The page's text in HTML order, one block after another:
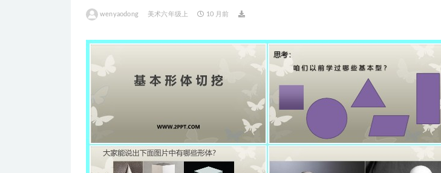
wenyaodong 美术六年级上 10 月前